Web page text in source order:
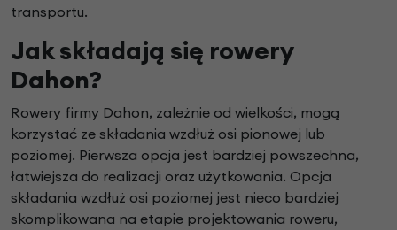
transportu.
Jak składają się rowery
Dahon?
Rowery firmy Dahon, zależnie od wielkości, mogą
korzystać ze składania wzdłuż osi pionowej lub
poziomej. Pierwsza opcja jest bardziej powszechna,
łatwiejsza do realizacji oraz użytkowania. Opcja
składania wzdłuż osi poziomej jest nieco bardziej
skomplikowana na etapie projektowania roweru,